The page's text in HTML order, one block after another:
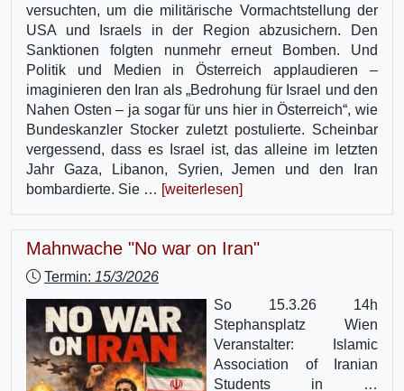
versuchten, um die militärische Vormachtstellung der
USA und Israels in der Region abzusichern. Den
Sanktionen folgten nunmehr erneut Bomben. Und
Politik und Medien in Österreich applaudieren –
imaginieren den Iran als „Bedrohung für Israel und den
Nahen Osten – ja sogar für uns hier in Österreich“, wie
Bundeskanzler Stocker zuletzt postulierte. Scheinbar
vergessend, dass es Israel ist, das alleine im letzten
Jahr Gaza, Libanon, Syrien, Jemen und den Iran
bombardierte. Sie … [weiterlesen]
Mahnwache "No war on Iran"
Termin: 15/3/2026
So 15.3.26 14h
Stephansplatz Wien
Veranstalter: Islamic
Association of Iranian
Students in …